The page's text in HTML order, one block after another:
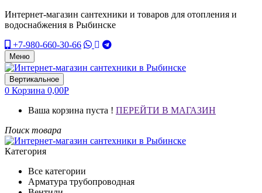
Интернет-магазин сантехники и товаров для отопления и
водоснабжения в Рыбинске
+7-980-660-30-66
Меню
Вертикальное
0 Корзина 0,00Р
Ваша корзина пуста ! ПЕРЕЙТИ В МАГАЗИН
Поиск товара
Категория
Все категории
Арматура трубопроводная